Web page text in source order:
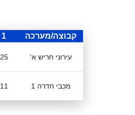
קבוצה/מערכה 1
עירוני חריש א' 25
מכבי חדרה 1 11